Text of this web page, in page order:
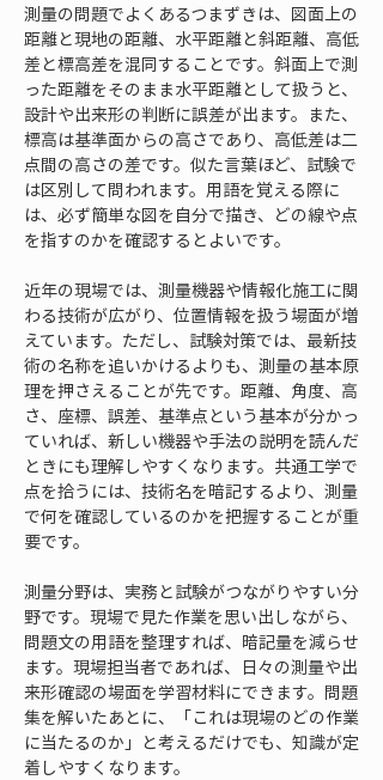
測量の問題でよくあるつまずきは、図面上の
距離と現地の距離、水平距離と斜距離、高低
差と標高差を混同することです。斜面上で測
った距離をそのまま水平距離として扱うと、
設計や出来形の判断に誤差が出ます。また、
標高は基準面からの高さであり、高低差は二
点間の高さの差です。似た言葉ほど、試験で
は区別して問われます。用語を覚える際に
は、必ず簡単な図を自分で描き、どの線や点
を指すのかを確認するとよいです。
近年の現場では、測量機器や情報化施工に関
わる技術が広がり、位置情報を扱う場面が増
えています。ただし、試験対策では、最新技
術の名称を追いかけるよりも、測量の基本原
理を押さえることが先です。距離、角度、高
さ、座標、誤差、基準点という基本が分かっ
ていれば、新しい機器や手法の説明を読んだ
ときにも理解しやすくなります。共通工学で
点を拾うには、技術名を暗記するより、測量
で何を確認しているのかを把握することが重
要です。
測量分野は、実務と試験がつながりやすい分
野です。現場で見た作業を思い出しながら、
問題文の用語を整理すれば、暗記量を減らせ
ます。現場担当者であれば、日々の測量や出
来形確認の場面を学習材料にできます。問題
集を解いたあとに、「これは現場のどの作業
に当たるのか」と考えるだけでも、知識が定
着しやすくなります。